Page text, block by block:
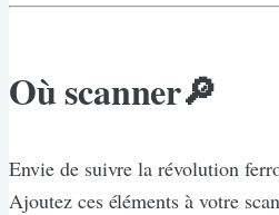
Où scanner🔎
Envie de suivre la révolution
Ajoutez ces éléments à votre